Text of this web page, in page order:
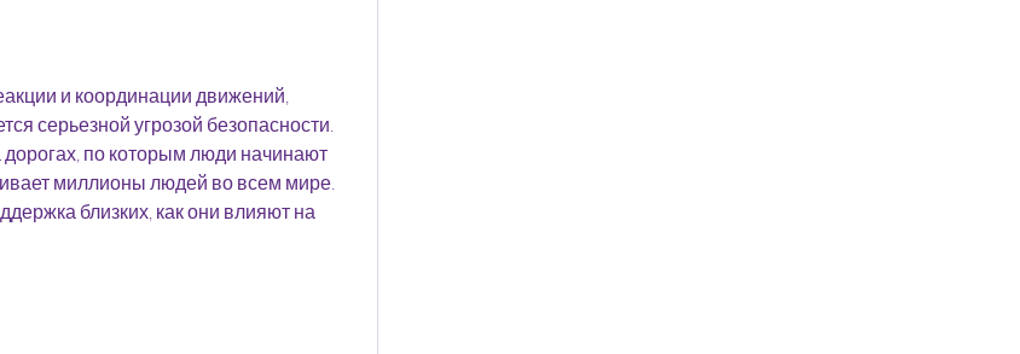
и координации движений,
серьезной угрозой безопасности.
дорогах, по которым люди начинают
миллионы людей во всем мире.
близких, как они влияют на